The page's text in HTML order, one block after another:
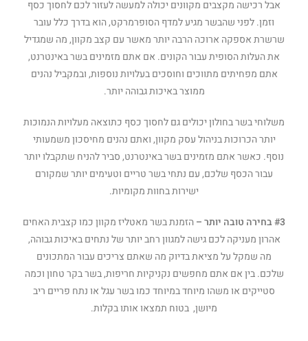
אבל רכישה מקצבים מקוונים יכולה למעשה לעזור לכם לחסוך כסף
וזמן. לפני שהבשר מגיע למדף הסופרמרקט, הוא בדרך כלל עובר
שרשרת אספקה ​​ארוכה הרבה יותר מאשר עם קצב מקוון, מה שמגדיל
את העלות הסופית עבור הקונים. אם אתם מזמינים בשר באינטרנט,
אתם מפחיתים מתווכים וחוסכים בעלויות נוספות, ובמקביל נהנים
ממוצר באיכות גבוהה יותר.
משלוחי בשר בחולון יכולים גם לחסוך כסף כתוצאה מעלויות הנמוכות
יותר הכרוכות בניהול עסק מקוון, ואתם נהנים מחיסכון משמעותי
נוסף. כאשר אתם מזמינים בשר באינטרנט, סביר להניח שתקבלו יותר
עבור הכסף שלכם, עם נתחי בשר טריים וטעימים יותר שמקורם
ישירות בחוות מקומיות.
#3 בחירה טובה יותר –הזמנת בשר מאטליז מקוון כמו קצבית האחים
אהרון מעניקה לכם גישה למגוון רחב יותר של נתחים באיכות גבוהה,
מה שמקל על מציאת בדיוק מה שאתם צריכים עבור המתכונים
שלכם. בין אם אתם מחפשים נקניקיות חריפות, בשר בקר טחון וכמה
סטייקים או משהו מיוחד במיוחד כמו בשר עגל או נתח פריים ריב
מיושן, בטוח תמצאו אותו בקלות.